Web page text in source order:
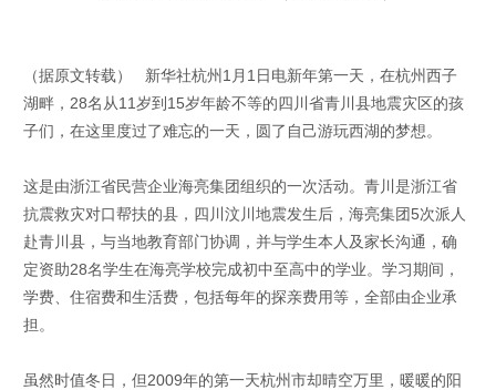
（据原文转载） 新华社杭州1月1日电新年第一天，在杭州西子
湖畔，28名从11岁到15岁年龄不等的四川省青川县地震灾区的孩
子们，在这里度过了难忘的一天，圆了自己游玩西湖的梦想。
这是由浙江省民营企业海亮集团组织的一次活动。青川是浙江省
抗震救灾对口帮扶的县，四川汶川地震发生后，海亮集团5次派人
赴青川县，与当地教育部门协调，并与学生本人及家长沟通，确
定资助28名学生在海亮学校完成初中至高中的学业。学习期间，
学费、住宿费和生活费，包括每年的探亲费用等，全部由企业承
担。
虽然时值冬日，但2009年的第一天杭州市却晴空万里，暖暖的阳